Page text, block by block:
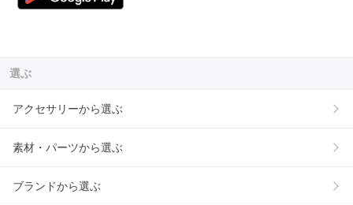
選ぶ
アクセサリーから選ぶ
素材・パーツから選ぶ
ブランドから選ぶ